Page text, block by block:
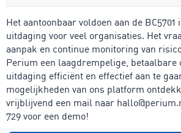
Het aantoonbaar voldoen aan de BC5701
uitdaging voor veel organisaties. Het
aanpak en continue monitoring van
Perium een laagdrempelige, betaalbare
uitdaging efficiënt en effectief aan te
mogelijkheden van ons platform
vrijblijvend een mail naar
729 voor een demo!